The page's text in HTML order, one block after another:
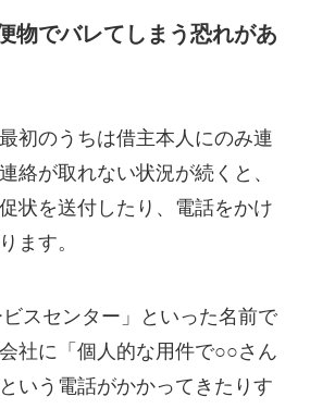
物でバレてしまう恐れがあ
初のうちは借主本人にのみ連
絡が取れない状況が続くと、
状を送付したり、電話をかけ
ます。
スセンター」といった名前で
社に「個人的な用件で○○さん
いう電話がかかってきたりす